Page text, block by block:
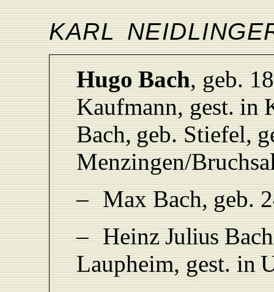
KARL NEIDLINGE
Hugo Bach, geb.
Kaufmann, gest. in
Bach,geb. Stiefel,
Menzingen/
– Max Bach, geb.
– HeinzJuliusBach
Laupheim, gest. in